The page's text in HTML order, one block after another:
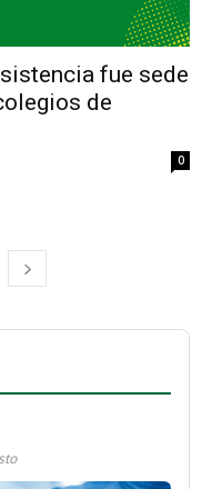
fue sede
de
0